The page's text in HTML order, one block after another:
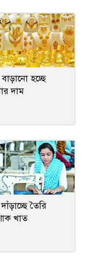
বাড়ানো হচ্ছে
দাম
তৈরি
খাত